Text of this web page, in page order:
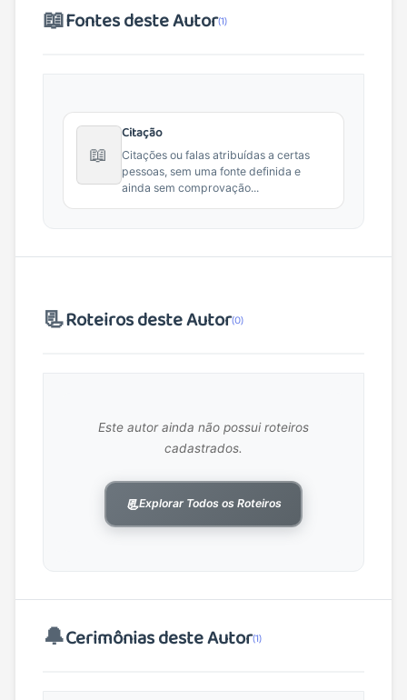
📖Fontes deste Autor(1)
📖
Citação
Citações ou falas atribuídas a certas
pessoas, sem uma fonte definida e
ainda sem comprovação...
📃Roteiros deste Autor(0)
Este autor ainda não possui roteiros
cadastrados.
📃Explorar Todos os Roteiros
🔔Cerimônias deste Autor(1)